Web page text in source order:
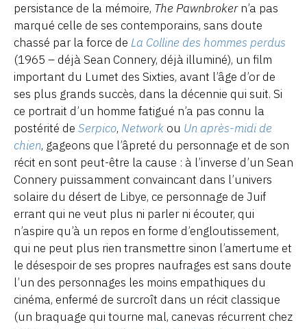
persistance de la mémoire, The Pawnbrokern’a pas
marqué celle de ses contemporains, sans doute
chassé par la force de La Colline des hommes perdus
(1965 – déjà Sean Connery, déjà illuminé), un film
important du Lumet des Sixties, avant l’âge d’or de
ses plus grands succès, dans la décennie qui suit. Si
ce portrait d’un homme fatigué n’a pas connu la
postérité de Serpico, Network ou Un après-midi de
chien, gageons que l’âpreté du personnage et de son
récit en sont peut-être la cause : à l’inverse d’un Sean
Connery puissamment convaincant dans l’univers
solaire du désert de Libye, ce personnage de Juif
errant qui ne veut plus ni parler ni écouter, qui
n’aspire qu’à un repos en forme d’engloutissement,
qui ne peut plus rien transmettre sinon l’amertume et
le désespoir de ses propres naufrages est sans doute
l’un des personnages les moins empathiques du
cinéma, enfermé de surcroît dans un récit classique
(un braquage qui tourne mal, canevas récurrent chez